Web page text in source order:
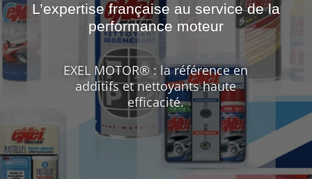
L’expertise française au service de la
performance moteur
EXEL MOTOR® : la référence en
additifs et nettoyants haute
efficacité.